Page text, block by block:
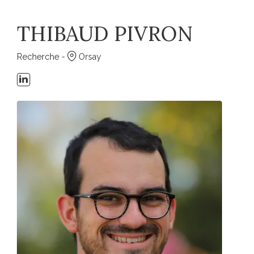
THIBAUD PIVRON
Recherche - Orsay